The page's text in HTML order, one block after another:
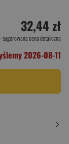
32,44 zł
- sugerowana cena detaliczna
2026-08-11